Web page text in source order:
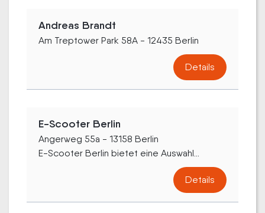
Andreas Brandt
Am Treptower Park 58A - 12435 Berlin
Details
E-Scooter Berlin
Angerweg 55a - 13158 Berlin
E-Scooter Berlin bietet eine Auswahl...
Details